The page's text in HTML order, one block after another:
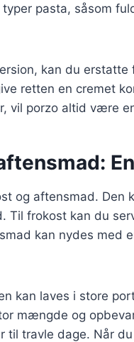
pasta, såsom
kan du
retten en cremet
vil porzo altid være
og aftensmad. Den
Til frokost kan du
kan nydes med
kan laves i store
mængde og
til travle dage. Når